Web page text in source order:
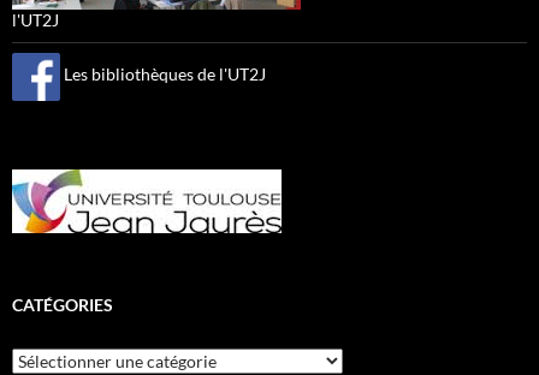
l'UT2J
Les bibliothèques de l'UT2J
CATÉGORIES
Catégories